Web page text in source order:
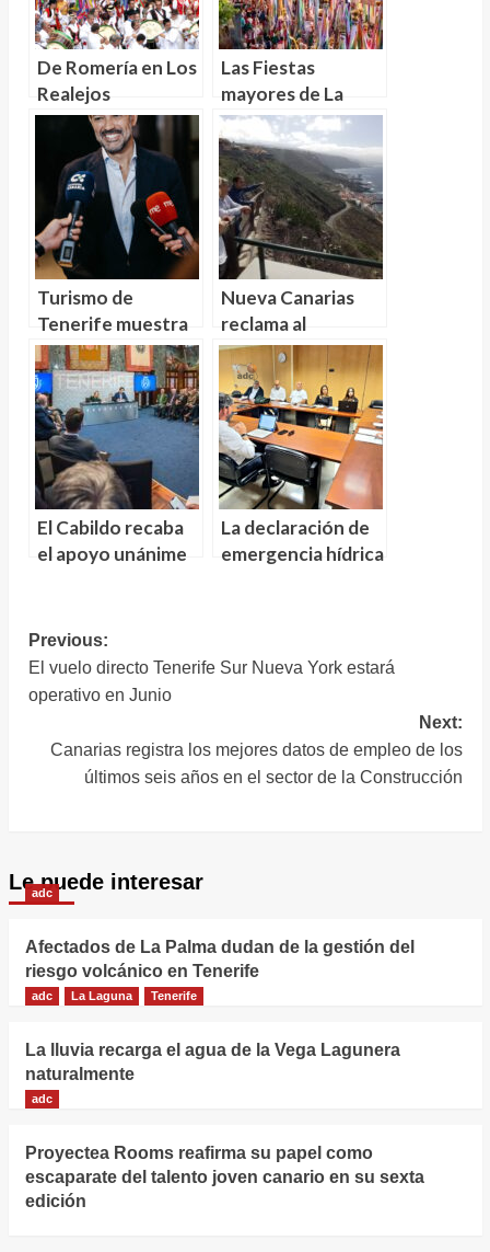
De Romería en Los
Realejos
Las Fiestas
mayores de La
Orotava un
atractivo para más
de 200.000
personas
Turismo de
Tenerife muestra
la isla y las bicis de
Rose Bike ante 20
millones de
personas
Nueva Canarias
reclama al
gobierno municipal
de Tacoronte que
aproveche los 8
millones de euros
conseguidos para
Mesa del Mar y El
Pris
El Cabildo recaba
el apoyo unánime
sociales a sus
medidas para
mejorar la
movilidad
La declaración de
emergencia hídrica
Navegación
de
entradas
Previous:
El vuelo directo Tenerife Sur Nueva York estará
operativo en Junio
Next:
Canarias registra los mejores datos de empleo de los
últimos seis años en el sector de la Construcción
Le puede interesar
adc
Afectados de La Palma dudan de la gestión del
riesgo volcánico en Tenerife
adc La Laguna Tenerife
La lluvia recarga el agua de la Vega Lagunera
naturalmente
adc
Proyectea Rooms reafirma su papel como
escaparate del talento joven canario en su sexta
edición